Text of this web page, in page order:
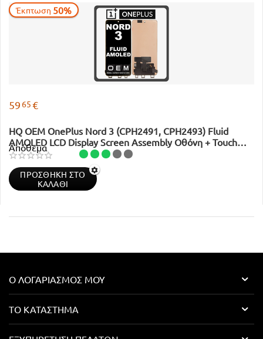
Έκπτωση 50%
59 65€
HQ OEM OnePlus Nord 3 (CPH2491, CPH2493) Fluid
AMOLED LCD Display Screen Assembly Οθόνη + Touch
Screen Digitizer Μηχανισμός Αφής Black
Απόθεμα
ΠΡΟΣΘΉΚΗ ΣΤΟ
ΚΑΛΆΘΙ
Ο ΛΟΓΑΡΙΑΣΜΌΣ ΜΟΥ
ΤΟ ΚΑΤΆΣΤΗΜΑ